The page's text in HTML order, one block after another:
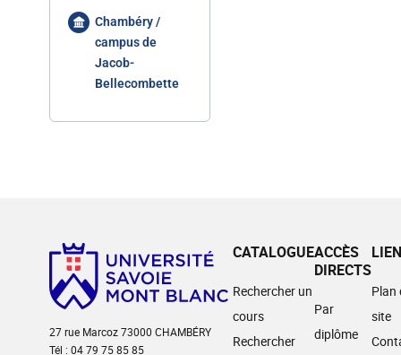
Chambéry /
campus de
Jacob-
Bellecombette
27 rue Marcoz 73000 CHAMBÉRY
Tél : 04 79 75 85 85
CATALOGUE
Rechercher un
cours
Rechercher
ACCÈS
DIRECTS
Par
diplôme
Plan
site